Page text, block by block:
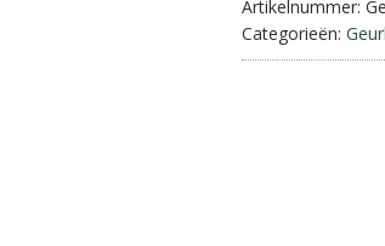
aantal
Artikelnummer:
Categorieën: